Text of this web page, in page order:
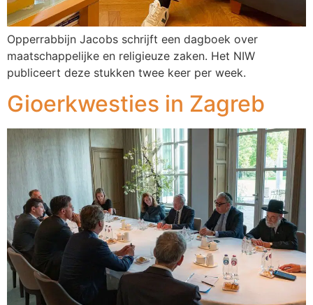
Opperrabbijn Jacobs schrijft een dagboek over
maatschappelijke en religieuze zaken. Het NIW
publiceert deze stukken twee keer per week.
Gioerkwesties in Zagreb